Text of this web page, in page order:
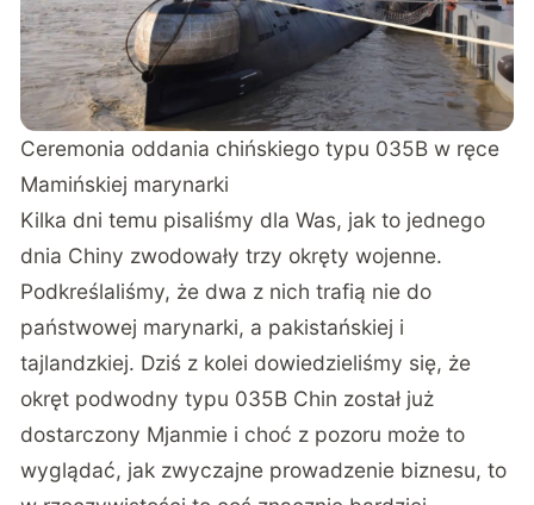
Ceremonia oddania chińskiego typu 035B w ręce
Mamińskiej marynarki
Kilka dni temu pisaliśmy dla Was, jak to jednego
dnia Chiny zwodowały trzy okręty wojenne.
Podkreślaliśmy, że dwa z nich trafią nie do
państwowej marynarki, a pakistańskiej i
tajlandzkiej. Dziś z kolei dowiedzieliśmy się, że
okręt podwodny typu 035B Chin został już
dostarczony Mjanmie i choć z pozoru może to
wyglądać, jak zwyczajne prowadzenie biznesu, to